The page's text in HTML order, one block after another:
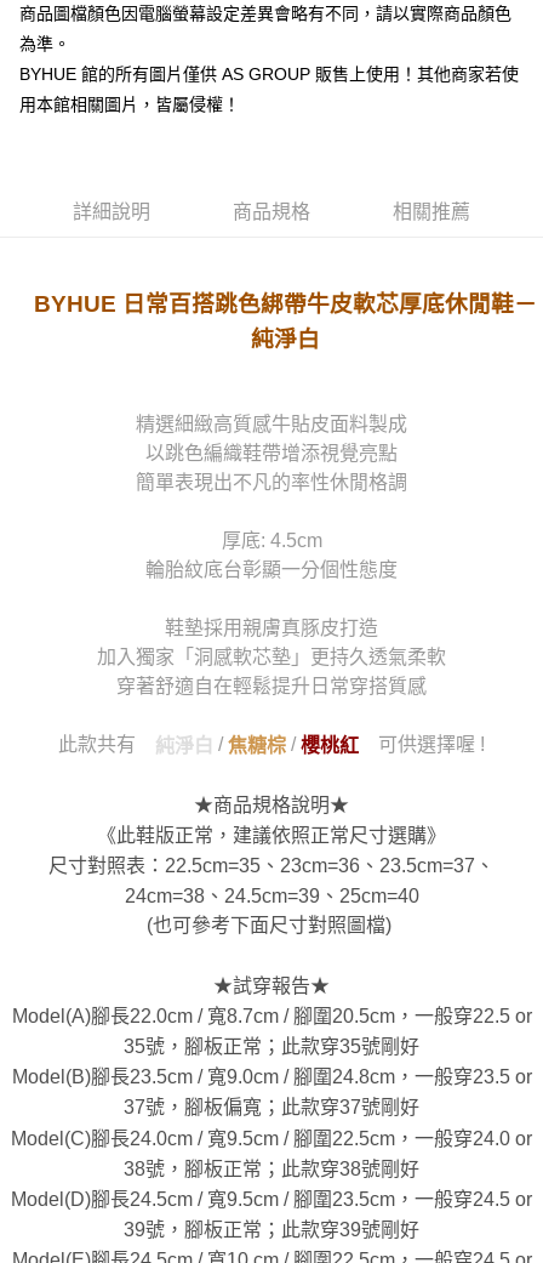
宅配
每筆NT$80，滿NT$1,000(含以上)免運費
商品圖檔顏色因電腦螢幕設定差異會略有不同，請以實際商品顏色
為準。
BYHUE 館的所有圖片僅供 AS GROUP 販售上使用！其他商家若使
用本館相關圖片，皆屬侵權！
詳細說明 商品規格 相關推薦
BYHUE 日常百搭跳色綁帶牛皮軟芯厚底休閒鞋－
純淨白
精選細緻高質感牛貼皮面料製成
以跳色編織鞋帶增添視覺亮點
簡單表現出不凡的率性休閒格調
厚底: 4.5cm
輪胎紋底台彰顯一分個性態度
鞋墊採用親膚真豚皮打造
加入獨家「洞感軟芯墊」更持久透氣柔軟
穿著舒適自在輕鬆提升日常穿搭質感
此款共有 純淨白 /焦糖棕 /櫻桃紅 可供選擇喔 !
★商品規格說明★
《此鞋版正常，建議依照正常尺寸選購》
尺寸對照表：22.5cm=35、23cm=36、23.5cm=37、
24cm=38、24.5cm=39、25cm=40
(也可參考下面尺寸對照圖檔)
★試穿報告★
Model(A)腳長22.0cm / 寬8.7cm / 腳圍20.5cm，一般穿22.5 or
35號，腳板正常；此款穿35號剛好
Model(B)腳長23.5cm / 寬9.0cm / 腳圍24.8cm，一般穿23.5 or
37號，腳板偏寬；此款穿37號剛好
Model(C)腳長24.0cm / 寬9.5cm / 腳圍22.5cm，一般穿24.0 or
38號，腳板正常；此款穿38號剛好
Model(D)腳長24.5cm / 寬9.5cm / 腳圍23.5cm，一般穿24.5 or
39號，腳板正常；此款穿39號剛好